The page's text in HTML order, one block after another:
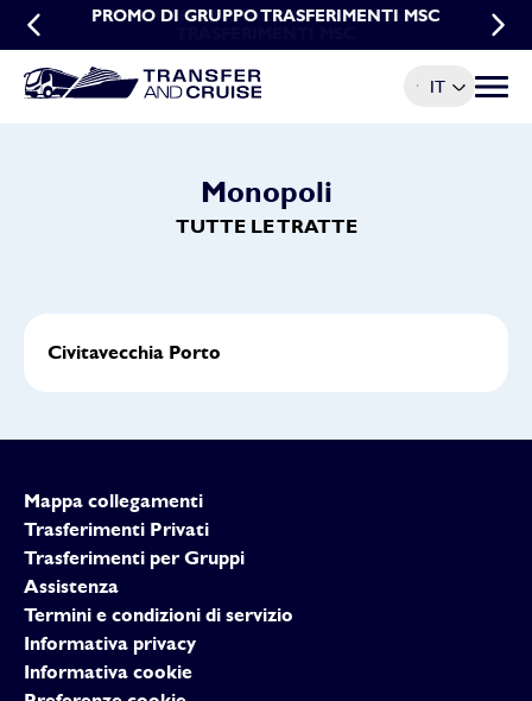
PROMO DI GRUPPO TRASFERIMENTI MSC
PROMO PRENOTAZIONI ANTICIPATE
IT Menu
Monopoli
TUTTE LE TRATTE
Civitavecchia Porto
Mappa collegamenti
Trasferimenti Privati
Trasferimenti per Gruppi
Assistenza
Termini e condizioni di servizio
Informativa privacy
Informativa cookie